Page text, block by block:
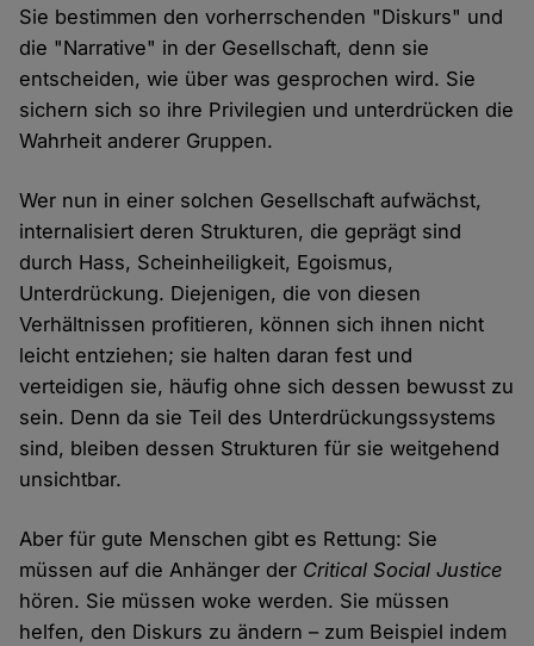
Sie bestimmen den vorherrschenden "Diskurs" und
die "Narrative" in der Gesellschaft, denn sie
entscheiden, wie über was gesprochen wird. Sie
sichern sich so ihre Privilegien und unterdrücken die
Wahrheit anderer Gruppen.
Wer nun in einer solchen Gesellschaft aufwächst,
internalisiert deren Strukturen, die geprägt sind
durch Hass, Scheinheiligkeit, Egoismus,
Unterdrückung. Diejenigen, die von diesen
Verhältnissen profitieren, können sich ihnen nicht
leicht entziehen; sie halten daran fest und
verteidigen sie, häufig ohne sich dessen bewusst zu
sein. Denn da sie Teil des Unterdrückungssystems
sind, bleiben dessen Strukturen für sie weitgehend
unsichtbar.
Aber für gute Menschen gibt es Rettung: Sie
müssen auf die Anhänger der Critical Social Justice
hören. Sie müssen woke werden. Sie müssen
helfen, den Diskurs zu ändern – zum Beispiel indem